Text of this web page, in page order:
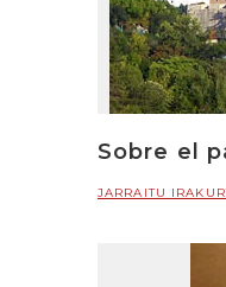
Sobre el
JARRAITU